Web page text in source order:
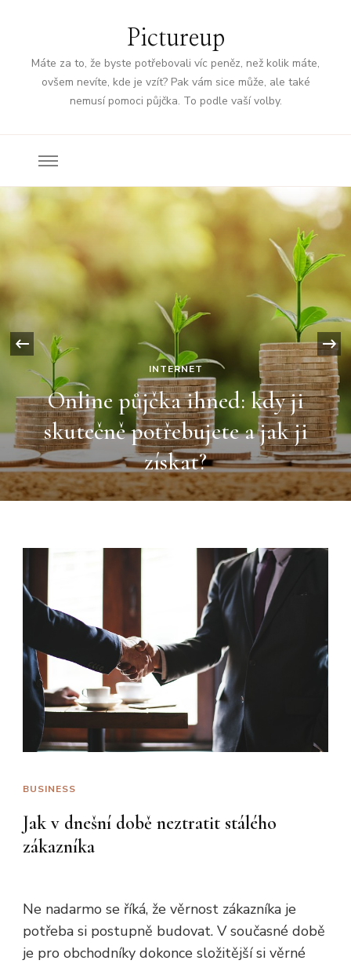
Pictureup
Máte za to, že byste potřebovali víc peněz, než kolik máte,
ovšem nevíte, kde je vzít? Pak vám sice může, ale také
nemusí pomoci půjčka. To podle vaší volby.
INTERNET
Online půjčka ihned: kdy ji
skutečně potřebujete a jak ji
získat?
‹
BUSINESS
Jak v dnešní době neztratit stálého
zákazníka
Ne nadarmo se říká, že věrnost zákazníka je
potřeba si postupně budovat. V současné době
je pro obchodníky dokonce složitější si věrné